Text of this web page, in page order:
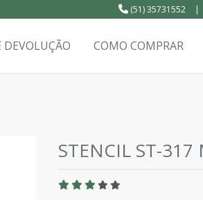
(51) 35731552 |
DEVOLUÇÃO COMO COMPRAR
STENCIL ST-317